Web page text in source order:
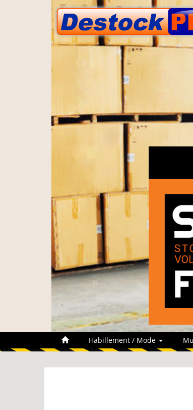
Habillement / Mode